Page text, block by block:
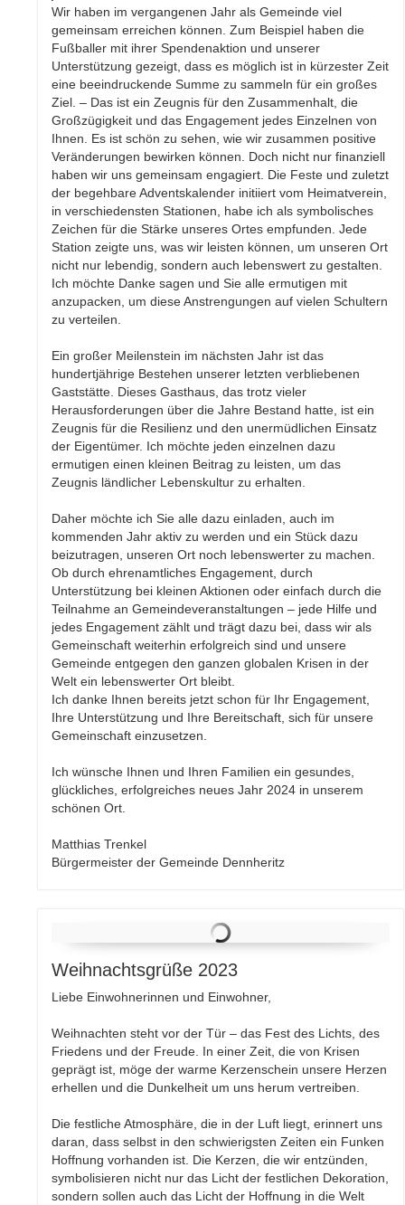
Wir haben im vergangenen Jahr als Gemeinde viel
gemeinsam erreichen können. Zum Beispiel haben die
Fußballer mit ihrer Spendenaktion und unserer
Unterstützung gezeigt, dass es möglich ist in kürzester Zeit
eine beeindruckende Summe zu sammeln für ein großes
Ziel. – Das ist ein Zeugnis für den Zusammenhalt, die
Großzügigkeit und das Engagement jedes Einzelnen von
Ihnen. Es ist schön zu sehen, wie wir zusammen positive
Veränderungen bewirken können. Doch nicht nur finanziell
haben wir uns gemeinsam engagiert. Die Feste und zuletzt
der begehbare Adventskalender initiiert vom Heimatverein,
in verschiedensten Stationen, habe ich als symbolisches
Zeichen für die Stärke unseres Ortes empfunden. Jede
Station zeigte uns, was wir leisten können, um unseren Ort
nicht nur lebendig, sondern auch lebenswert zu gestalten.
Ich möchte Danke sagen und Sie alle ermutigen mit
anzupacken, um diese Anstrengungen auf vielen Schultern
zu verteilen.
Ein großer Meilenstein im nächsten Jahr ist das
hundertjährige Bestehen unserer letzten verbliebenen
Gaststätte. Dieses Gasthaus, das trotz vieler
Herausforderungen über die Jahre Bestand hatte, ist ein
Zeugnis für die Resilienz und den unermüdlichen Einsatz
der Eigentümer. Ich möchte jeden einzelnen dazu
ermutigen einen kleinen Beitrag zu leisten, um das
Zeugnis ländlicher Lebenskultur zu erhalten.
Daher möchte ich Sie alle dazu einladen, auch im
kommenden Jahr aktiv zu werden und ein Stück dazu
beizutragen, unseren Ort noch lebenswerter zu machen.
Ob durch ehrenamtliches Engagement, durch
Unterstützung bei kleinen Aktionen oder einfach durch die
Teilnahme an Gemeindeveranstaltungen – jede Hilfe und
jedes Engagement zählt und trägt dazu bei, dass wir als
Gemeinschaft weiterhin erfolgreich sind und unsere
Gemeinde entgegen den ganzen globalen Krisen in der
Welt ein lebenswerter Ort bleibt.
Ich danke Ihnen bereits jetzt schon für Ihr Engagement,
Ihre Unterstützung und Ihre Bereitschaft, sich für unsere
Gemeinschaft einzusetzen.
Ich wünsche Ihnen und Ihren Familien ein gesundes,
glückliches, erfolgreiches neues Jahr 2024 in unserem
schönen Ort.
Matthias Trenkel
Bürgermeister der Gemeinde Dennheritz
Weihnachtsgrüße 2023
Liebe Einwohnerinnen und Einwohner,
Weihnachten steht vor der Tür – das Fest des Lichts, des
Friedens und der Freude. In einer Zeit, die von Krisen
geprägt ist, möge der warme Kerzenschein unsere Herzen
erhellen und die Dunkelheit um uns herum vertreiben.
Die festliche Atmosphäre, die in der Luft liegt, erinnert uns
daran, dass selbst in den schwierigsten Zeiten ein Funken
Hoffnung vorhanden ist. Die Kerzen, die wir entzünden,
symbolisieren nicht nur das Licht der festlichen Dekoration,
sondern sollen auch das Licht der Hoffnung in die Welt